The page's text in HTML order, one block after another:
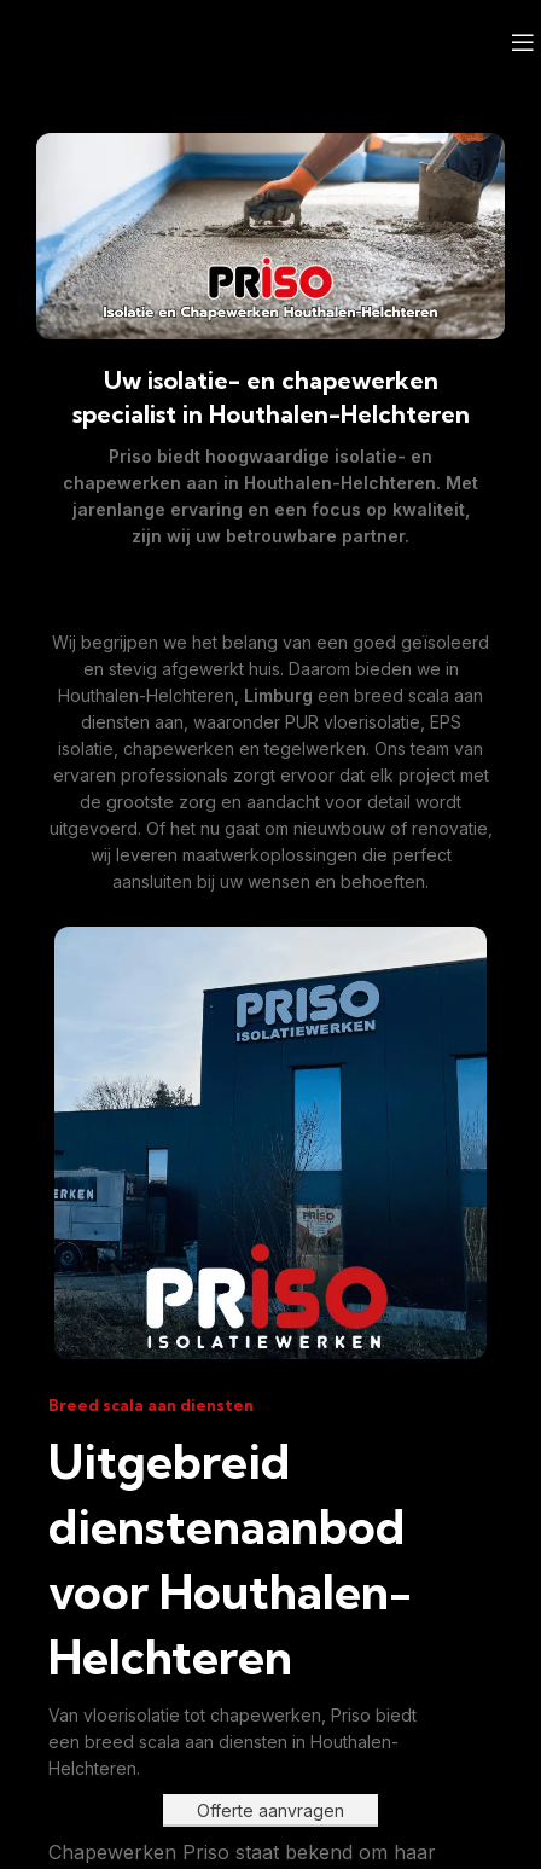
Uw isolatie- en chapewerken
specialist in Houthalen-Helchteren
Priso biedt hoogwaardige isolatie- en
chapewerken aan in Houthalen-Helchteren. Met
jarenlange ervaring en een focus op kwaliteit,
zijn wij uw betrouwbare partner.
Wij begrijpen we het belang van een goed geïsoleerd
en stevig afgewerkt huis. Daarom bieden we in
Houthalen-Helchteren, Limburg een breed scala aan
diensten aan, waaronder PUR vloerisolatie, EPS
isolatie, chapewerken en tegelwerken. Ons team van
ervaren professionals zorgt ervoor dat elk project met
de grootste zorg en aandacht voor detail wordt
uitgevoerd. Of het nu gaat om nieuwbouw of renovatie,
wij leveren maatwerkoplossingen die perfect
aansluiten bij uw wensen en behoeften.
Breed scala aan diensten
Uitgebreid
dienstenaanbod
voor Houthalen-
Helchteren
Van vloerisolatie tot chapewerken, Priso biedt
een breed scala aan diensten in Houthalen-
Helchteren.
Offerte aanvragen
Chapewerken Priso staat bekend om haar